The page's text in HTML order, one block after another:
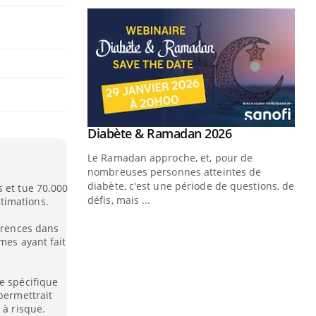
et tue 70.000
dans
ayant fait
spécifique
risque.